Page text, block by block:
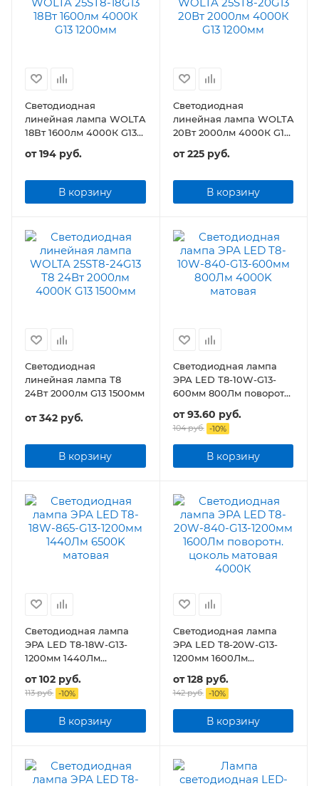
Светодиодная
линейная лампа WOLTA
18Вт 1600лм 4000К G13
от194 руб.
В корзину
Светодиодная
линейная лампа WOLTA
20Вт 2000лм 4000К G13
от225 руб.
В корзину
Светодиодная
линейная лампа T8
24Вт 2000лм G13 1500мм
от342 руб.
В корзину
Светодиодная лампа
ЭРА LED T8-10W-G13-
600мм 800Лм поворотн.
от93.60 руб.
104 руб. -10%
В корзину
Светодиодная лампа
ЭРА LED T8-18W-G13-
1200мм 1440Лм
матовая
от102 руб.
113 руб. -10%
В корзину
Светодиодная лампа
ЭРА LED T8-20W-G13-
1200мм 1600Лм
матовая
от128 руб.
142 руб. -10%
В корзину